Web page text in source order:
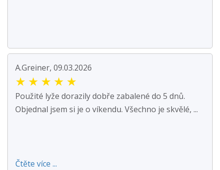
A.Greiner, 09.03.2026
★ ★ ★ ★ ★
Použité lyže dorazily dobře zabalené do 5 dnů.
Objednal jsem si je o víkendu. Všechno je skvělé, ...
Čtěte více ...